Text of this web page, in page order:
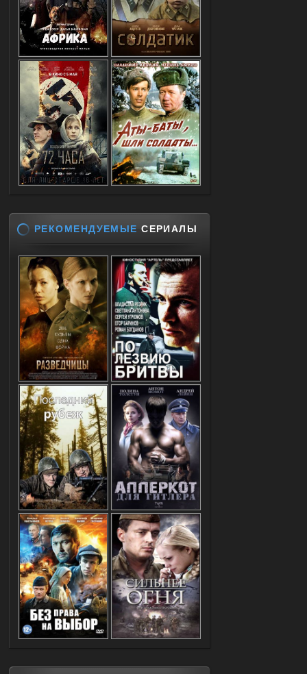
РЕКОМЕНДУЕМЫЕ СЕРИАЛЫ